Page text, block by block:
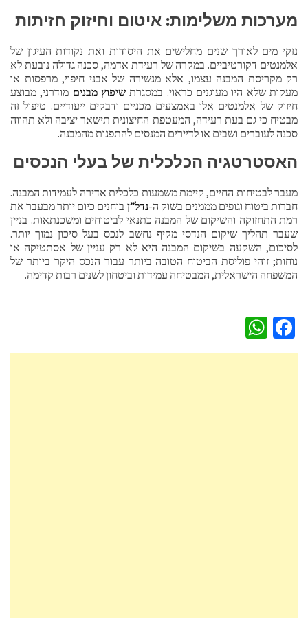
מערכות משלימות: איטום וחיזוק חזיתות
נזקי מים לאורך שנים מחלישים את היסודות ואת נקודות העיגון של
אלמנטים דקורטיביים. במקרה של רעידת אדמה, סכנה גדולה נובעת לא
רק מקריסת המבנה עצמו, אלא מנשירה של אבני חיפוי, מרפסות או
מעקות שלא היו מעוגנים כראוי. במסגרת שיפוץ מבנים מודרני, מבוצע
חיזוק של אלמנטים אלו באמצעים מכניים ודבקים ייעודיים. טיפול זה
מבטיח כי גם בעת רעידה, המעטפת החיצונית תישאר יציבה ולא תהווה
סכנה לעוברים ושבים או לדיירים המנסים להתפנות מהמבנה.
האסטרטגיה הכלכלית של בעלי הנכסים
מעבר לבטיחות החיים, קיימת משמעות כלכלית אדירה לעמידות המבנה.
חברות ביטוח וגופים מממנים בשוק ה-נדל”ן בוחנים כיום יותר מבעבר את
רמת התחזוקה והשיקום של המבנה כתנאי לביטוחים ומשכנתאות. בניין
שעבר תהליך שיקום הנדסי מקיף נחשב לנכס בעל סיכון נמוך יותר.
לסיכום, השקעה בשיקום המבנה היא לא רק עניין של אסתטיקה או
נוחות; זוהי פוליסת הביטוח הטובה ביותר עבור הנכס היקר ביותר של
המשפחה הישראלית, המבטיחה עמידות וביטחון לשנים רבות קדימה.
Facebook